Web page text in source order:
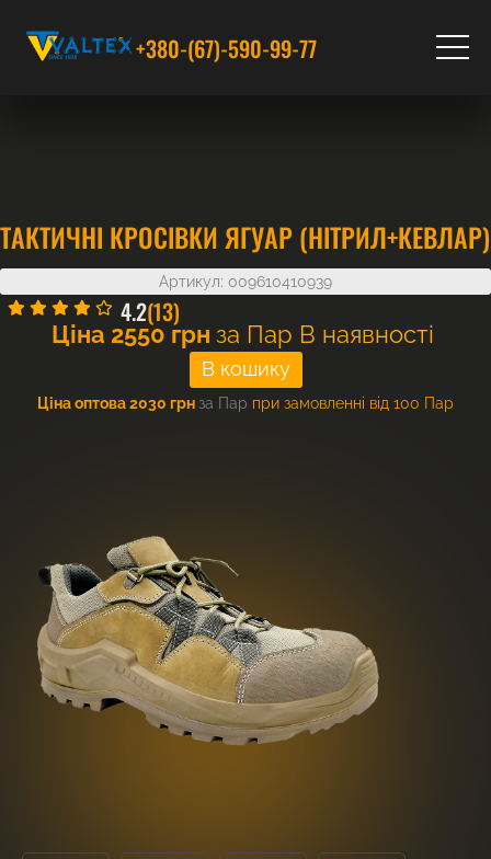
+380-(67)-590-99-77
ТАКТИЧНІ КРОСІВКИ ЯГУАР (НІТРИЛ+КЕВЛАР)
Артикул: 009610410939
4.2(13)
Ціна 2550 грн за Пар В наявності
Ціна оптова 2030 грнза Пар при замовленні від 100 Пар